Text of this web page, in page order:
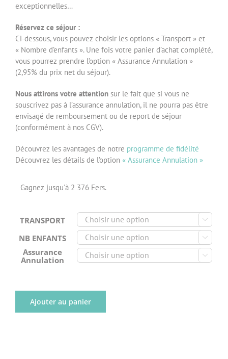
exceptionnelles…
Réservez ce séjour :
Ci-dessous, vous pouvez choisir les options « Transport » et
« Nombre d’enfants ». Une fois votre panier d’achat complété,
vous pourrez prendre l’option « Assurance Annulation »
(2,95% du prix net du séjour).
Nous attirons votre attention sur le fait que si vous ne
souscrivez pas à l’assurance annulation, il ne pourra pas être
envisagé de remboursement ou de report de séjour
(conformément à nos CGV).
Découvrez les avantages de notre programme de fidélité
Découvrez les détails de l’option « Assurance Annulation »
Gagnez jusqu'à 2 376 Fers.
TRANSPORT 
NB ENFANTS 
Assurance
Annulation

Ajouter au panier